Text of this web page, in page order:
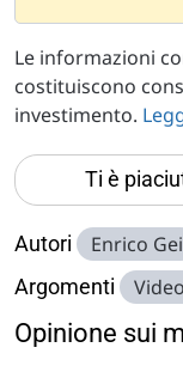
Le informazioni
costituiscono
investimento.
Ti è
Autori Enrico Gei
Argomenti Video
Opinione sui